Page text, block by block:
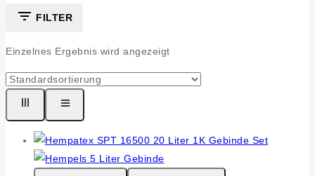
FILTER
Einzelnes Ergebnis wird angezeigt